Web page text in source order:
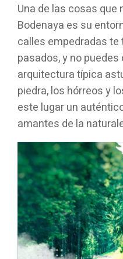
Una de las cosas que
Bodenaya es su
calles empedradas
pasados, y no
arquitectura típica
piedra, los hórreos y
este lugar un
amantes de la